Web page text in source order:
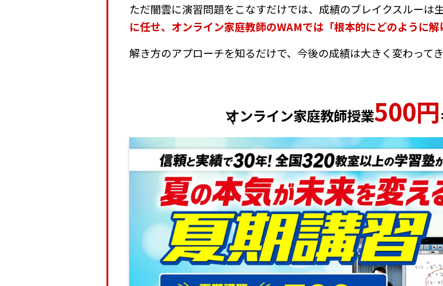
ただ闇雲に演習問題をこなすだけでは、成績のブレイクスルーは
に任せ、オンライン家庭教師のWAMでは「根本的にどのように
解き方のアプローチを知るだけで、今後の成績は大きく変わってき
オンライン家庭教師授業500円